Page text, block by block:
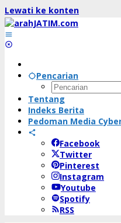
Lewati ke konten
Pencarian
Tentang
Indeks Berita
Pedoman Media
Facebook
Twitter
Pinterest
Instagram
Youtube
Spotify
RSS